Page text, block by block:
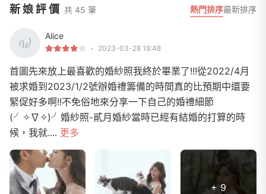
新娘評價 共 45 筆 熱門排序最新排序
Alice
2023-03-28 18:48
首圖先來放上最喜歡的婚紗照我終於畢業了!!!從2022/4月
被求婚到2023/1/2號辦婚禮籌備的時間真的比預期中還要
緊促好多啊!!不免俗地來分享一下自己的婚禮細節
(╯✧∇✧)╯婚紗照-貳月婚紗當時已經有結婚的打算的時
候，我就.... 更多
+ 9